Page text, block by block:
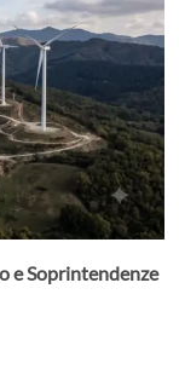
e Soprintendenze